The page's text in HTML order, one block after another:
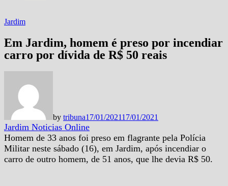
Jardim
Em Jardim, homem é preso por incendiar
carro por dívida de R$ 50 reais
by tribuna17/01/202117/01/2021
Jardim Noticias Online
Homem de 33 anos foi preso em flagrante pela Polícia
Militar neste sábado (16), em Jardim, após incendiar o
carro de outro homem, de 51 anos, que lhe devia R$ 50.